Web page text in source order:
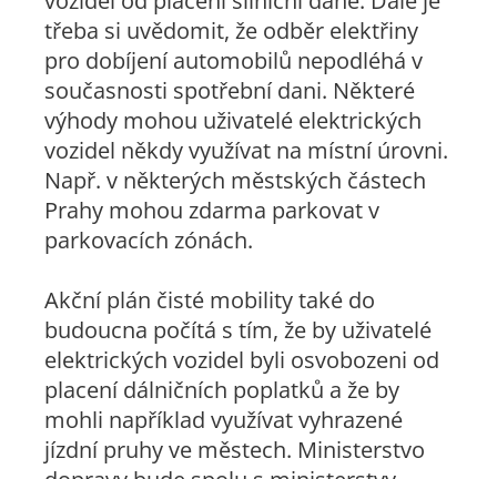
třeba si uvědomit, že odběr elektřiny
pro dobíjení automobilů nepodléhá v
současnosti spotřební dani. Některé
výhody mohou uživatelé elektrických
vozidel někdy využívat na místní úrovni.
Např. v některých městských částech
Prahy mohou zdarma parkovat v
parkovacích zónách.
Akční plán čisté mobility také do
budoucna počítá s tím, že by uživatelé
elektrických vozidel byli osvobozeni od
placení dálničních poplatků a že by
mohli například využívat vyhrazené
jízdní pruhy ve městech. Ministerstvo